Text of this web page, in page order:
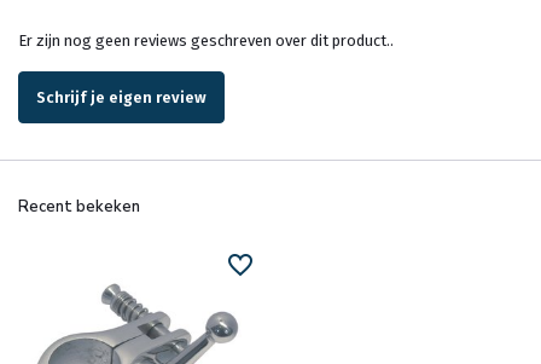
Er zijn nog geen reviews geschreven over dit product..
Schrijf je eigen review
Recent bekeken